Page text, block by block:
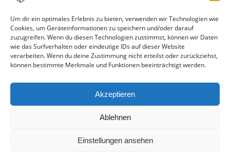
Um dir ein optimales Erlebnis zu bieten, verwenden wir Technologien wie
Cookies, um Geräteinformationen zu speichern und/oder darauf
zuzugreifen. Wenn du diesen Technologien zustimmst, können wir Daten
wie das Surfverhalten oder eindeutige IDs auf dieser Website
verarbeiten. Wenn du deine Zustimmung nicht erteilst oder zurückziehst,
können bestimmte Merkmale und Funktionen beeinträchtigt werden.
Akzeptieren
Ablehnen
Einstellungen ansehen
28. Juli 2026
Neue Podcast-Folge: So tickt Björn!
27. Juli 2026
Eindrücke vom Stadionfest
Unterhaltsamer Abschlusstest mit später Niederlage
25. Juli 2026